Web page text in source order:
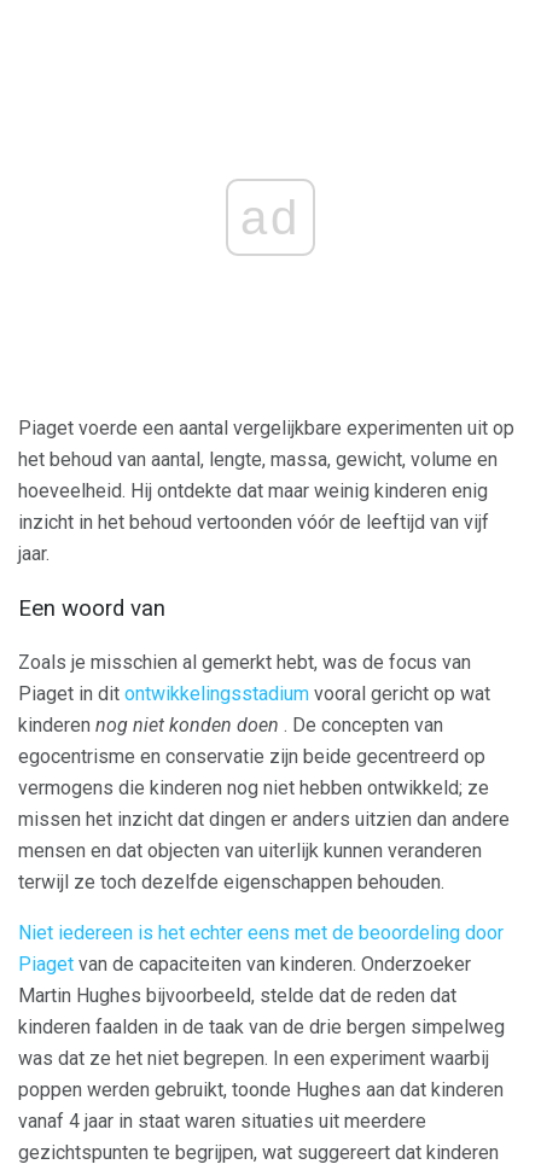
ad
Piaget voerde een aantal vergelijkbare experimenten uit op
het behoud van aantal, lengte, massa, gewicht, volume en
hoeveelheid. Hij ontdekte dat maar weinig kinderen enig
inzicht in het behoud vertoonden vóór de leeftijd van vijf
jaar.
Een woord van
Zoals je misschien al gemerkt hebt, was de focus van
Piaget in dit ontwikkelingsstadium vooral gericht op wat
kinderen nog niet konden doen . De concepten van
egocentrisme en conservatie zijn beide gecentreerd op
vermogens die kinderen nog niet hebben ontwikkeld; ze
missen het inzicht dat dingen er anders uitzien dan andere
mensen en dat objecten van uiterlijk kunnen veranderen
terwijl ze toch dezelfde eigenschappen behouden.
Niet iedereen is het echter eens met de beoordeling door
Piaget van de capaciteiten van kinderen. Onderzoeker
Martin Hughes bijvoorbeeld, stelde dat de reden dat
kinderen faalden in de taak van de drie bergen simpelweg
was dat ze het niet begrepen. In een experiment waarbij
poppen werden gebruikt, toonde Hughes aan dat kinderen
vanaf 4 jaar in staat waren situaties uit meerdere
gezichtspunten te begrijpen, wat suggereert dat kinderen